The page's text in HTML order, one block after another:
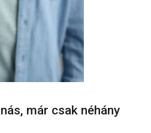
már csak néhány